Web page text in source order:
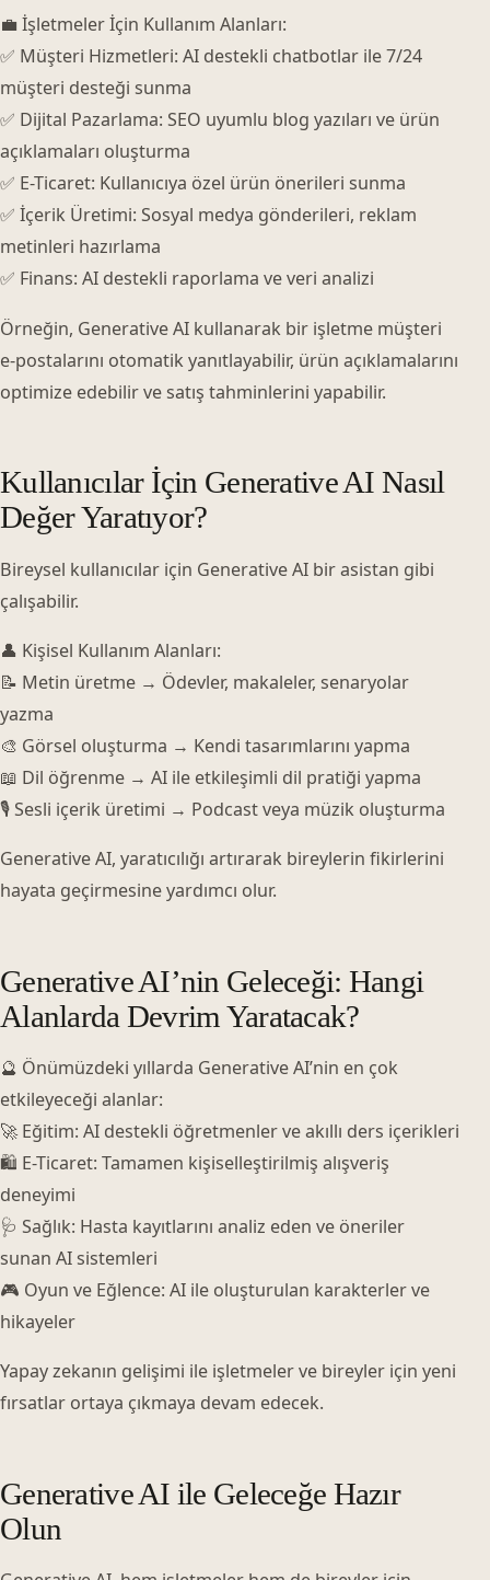
💼 İşletmeler İçin Kullanım Alanları:
✅ Müşteri Hizmetleri: AI destekli chatbotlar ile 7/24
müşteri desteği sunma
✅ Dijital Pazarlama: SEO uyumlu blog yazıları ve ürün
açıklamaları oluşturma
✅ E-Ticaret: Kullanıcıya özel ürün önerileri sunma
✅ İçerik Üretimi: Sosyal medya gönderileri, reklam
metinleri hazırlama
✅ Finans: AI destekli raporlama ve veri analizi
Örneğin, Generative AI kullanarak bir işletme müşteri
e-postalarını otomatik yanıtlayabilir, ürün açıklamalarını
optimize edebilir ve satış tahminlerini yapabilir.
Kullanıcılar İçin Generative AI Nasıl
Değer Yaratıyor?
Bireysel kullanıcılar için Generative AI bir asistan gibi
çalışabilir.
👤 Kişisel Kullanım Alanları:
📝 Metin üretme → Ödevler, makaleler, senaryolar
yazma
🎨 Görsel oluşturma → Kendi tasarımlarını yapma
📖 Dil öğrenme → AI ile etkileşimli dil pratiği yapma
🎙 Sesli içerik üretimi → Podcast veya müzik oluşturma
Generative AI, yaratıcılığı artırarak bireylerin fikirlerini
hayata geçirmesine yardımcı olur.
Generative AI’nin Geleceği: Hangi
Alanlarda Devrim Yaratacak?
🔮 Önümüzdeki yıllarda Generative AI’nin en çok
etkileyeceği alanlar:
🚀 Eğitim: AI destekli öğretmenler ve akıllı ders içerikleri
🛍 E-Ticaret: Tamamen kişiselleştirilmiş alışveriş
deneyimi
🩺 Sağlık: Hasta kayıtlarını analiz eden ve öneriler
sunan AI sistemleri
🎮 Oyun ve Eğlence: AI ile oluşturulan karakterler ve
hikayeler
Yapay zekanın gelişimi ile işletmeler ve bireyler için yeni
fırsatlar ortaya çıkmaya devam edecek.
Generative AI ile Geleceğe Hazır
Olun